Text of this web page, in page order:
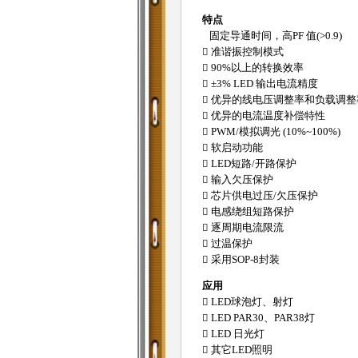
特点
固定导通时间，高PF 值(>0.9)
 准谐振控制模式
 90%以上的转换效率
 ±3% LED 输出电流精度
 优异的线电压调整率和负载调整
 优异的电流温度补偿特性
 PWM/模拟调光 (10%~100%)
 软启动功能
 LED短路/开路保护
 输入欠压保护
 芯片供电过压/欠压保护
 电感绕组短路保护
 逐周期电流限流
 过温保护
 采用SOP-8封装
应用
 LED球泡灯、射灯
 LED PAR30、PAR38灯
 LED 日光灯
 其它LED照明